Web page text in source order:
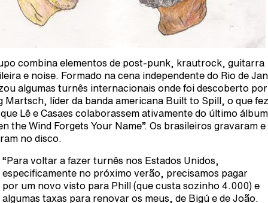
combina elementos de post-punk, krautrock, guitarra
e noise. Formado na cena independente do Rio de
algumas turnês internacionais onde foi descoberto por
Martsch, líder da banda americana Built to Spill, o que fez
Lê e Casaes colaborassem ativamente do último álbum
the Wind Forgets Your Name”. Os brasileiros gravaram e
no disco.
“Para voltar a fazer turnês nos Estados Unidos,
especificamente no próximo verão, precisamos pagar
por um novo visto para Phill (que custa sozinho 4.000) e
algumas taxas para renovar os meus, de Bigú e de João.